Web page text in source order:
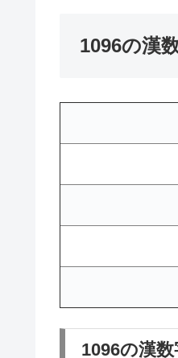
1096の漢
1096の漢